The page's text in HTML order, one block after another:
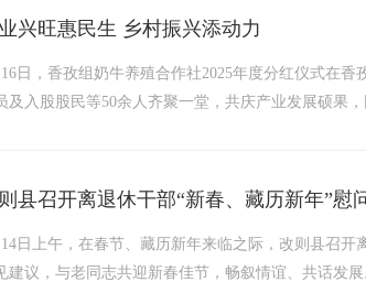
兴旺惠民生 乡村振兴添动力
日，香孜组奶牛养殖合作社2025年度分红仪式在
及入股股民等50余人齐聚一堂，共庆产业发展硕果
县召开离退休干部“新春、藏历新年”慰
日上午，在春节、藏历新年来临之际，改则县召开
建议，与老同志共迎新春佳节，畅叙情谊、共话发